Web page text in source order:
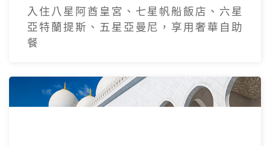
入住八星阿酋皇宮、七星帆船飯店、六星
亞特蘭提斯、五星亞曼尼，享用奢華自助
餐